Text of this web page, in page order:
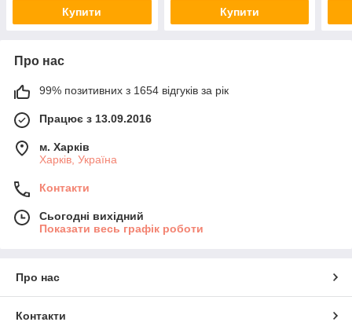
Купити Купити
Про нас
99% позитивних з 1654 відгуків за рік
Працює з 13.09.2016
м. Харків
Харків, Україна
Контакти
Сьогодні вихідний
Показати весь графік роботи
Про нас
Контакти